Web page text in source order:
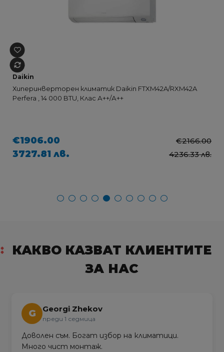
Daikin
Хиперинверторен климатик Daikin FTXM42A/RXM42A
Perfera , 14 000 BTU, Клас А++/А++
€1906.00 €2166.00
3727.81 лв. 4236.33 лв.
КАКВО КАЗВАТ КЛИЕНТИТЕ
ЗА НАС
G Georgi Zhekov
преди 1 седмица
Доволен съм. Богат избор на климатици.
Много чист монтаж.